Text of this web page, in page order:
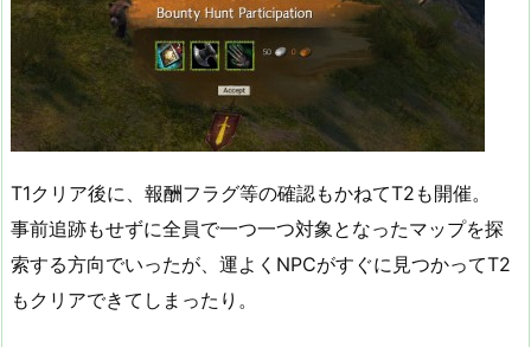
T1クリア後に、報酬フラグ等の確認もかねてT2も開催。
事前追跡もせずに全員で一つ一つ対象となったマップを探
索する方向でいったが、運よくNPCがすぐに見つかってT2
もクリアできてしまったり。